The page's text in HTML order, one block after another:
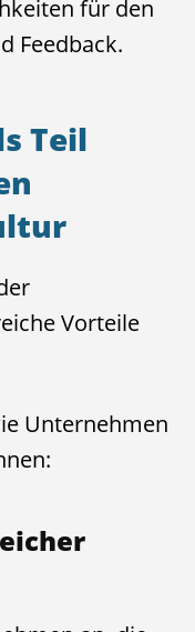
für den
Feedback.
Teil
Vorteile
Unternehmen